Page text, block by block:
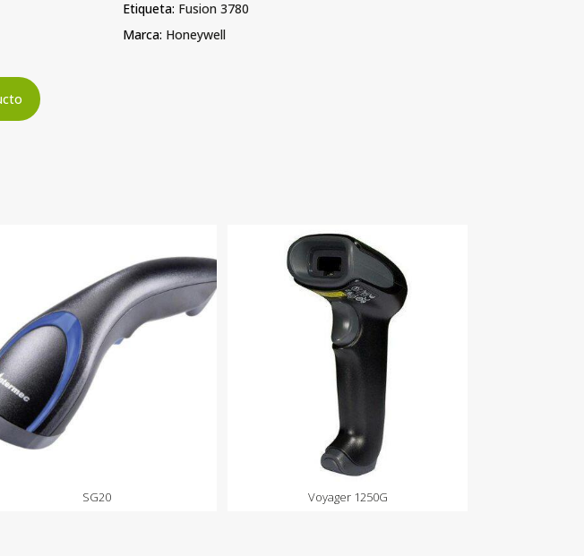
Etiqueta: Fusion 3780
Marca: Honeywell
SG20 Voyager 1250G